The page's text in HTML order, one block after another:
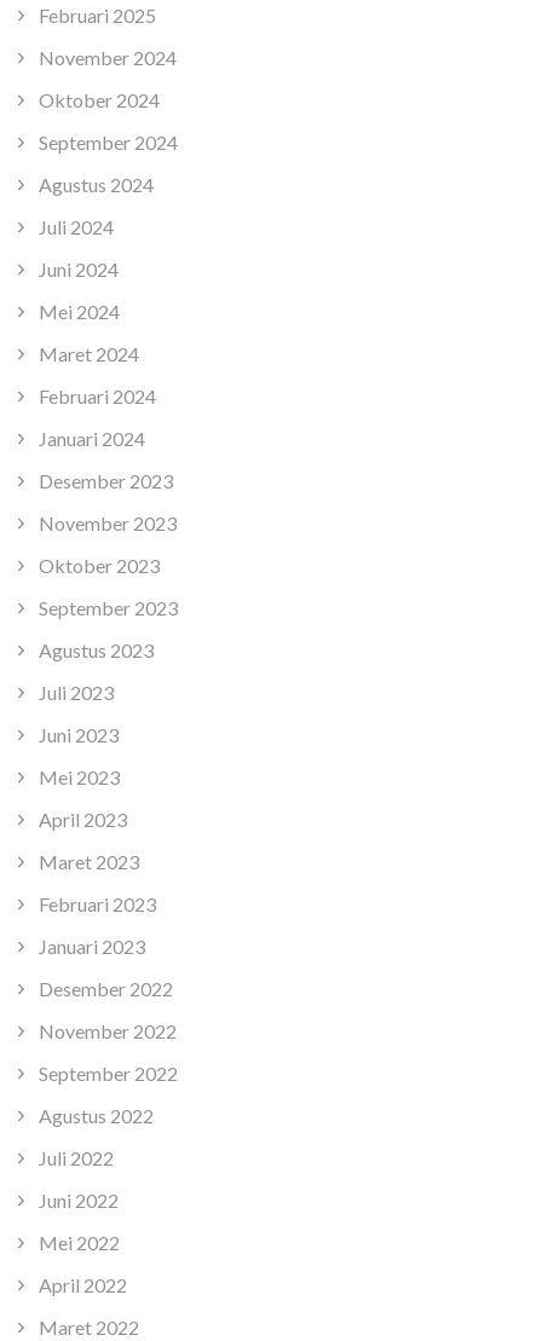
Februari 2025
November 2024
Oktober 2024
September 2024
Agustus 2024
Juli 2024
Juni 2024
Mei 2024
Maret 2024
Februari 2024
Januari 2024
Desember 2023
November 2023
Oktober 2023
September 2023
Agustus 2023
Juli 2023
Juni 2023
Mei 2023
April 2023
Maret 2023
Februari 2023
Januari 2023
Desember 2022
November 2022
September 2022
Agustus 2022
Juli 2022
Juni 2022
Mei 2022
April 2022
Maret 2022